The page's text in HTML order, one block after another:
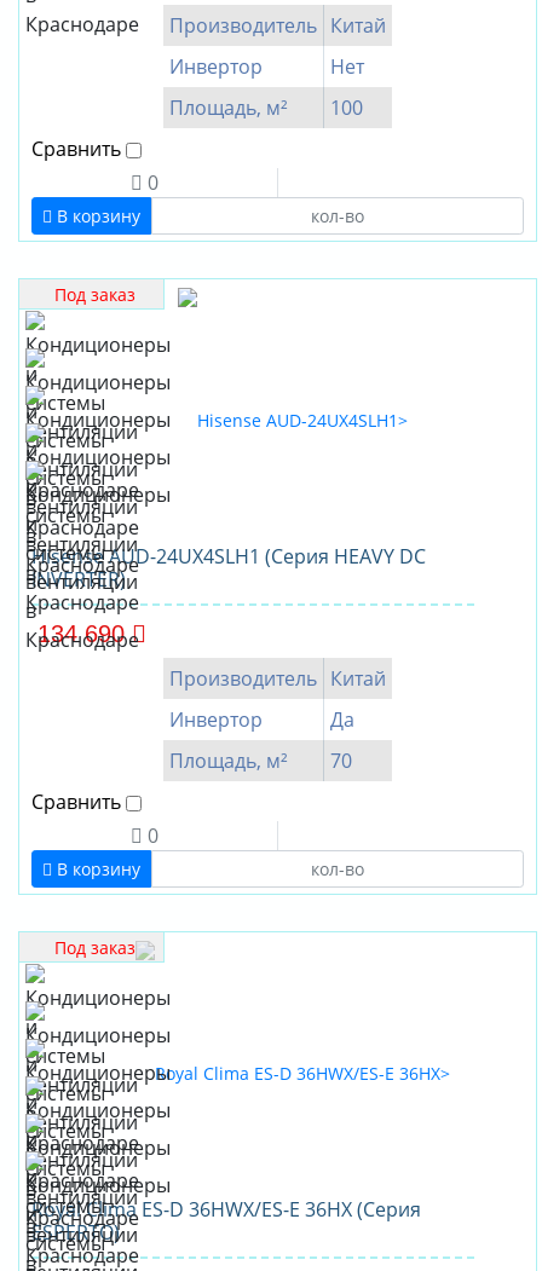
Производитель Китай
Инвертор
Нет
Площадь, м²
100
Сравнить
0
В корзину
Под заказ
Hisense AUD-24UX4SLH1 (Серия HEAVY DC
INVERTER)
134 690
Производитель Китай
Инвертор
Да
Площадь, м²
70
Сравнить
0
В корзину
Под заказ
Royal Clima ES-D 36HWX/ES-E 36HX (Серия
ESPERTO)